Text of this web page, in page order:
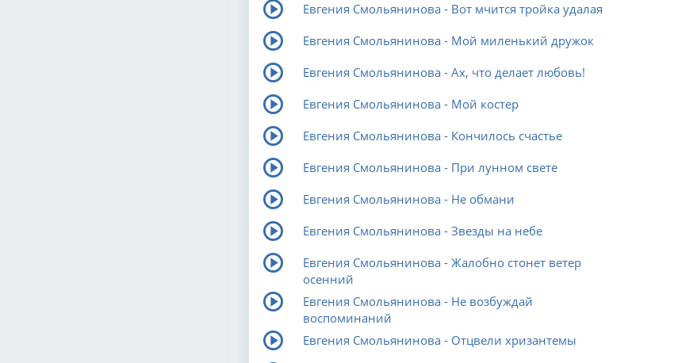
Евгения Смольянинова - Вот мчится тройка удалая
Евгения Смольянинова - Мой миленький дружок
Евгения Смольянинова - Ах, что делает любовь!
Евгения Смольянинова - Мой костер
Евгения Смольянинова - Кончилось счастье
Евгения Смольянинова - При лунном свете
Евгения Смольянинова - Не обмани
Евгения Смольянинова - Звезды на небе
Евгения Смольянинова - Жалобно стонет ветер
осенний
Евгения Смольянинова - Не возбуждай
воспоминаний
Евгения Смольянинова - Отцвели хризантемы